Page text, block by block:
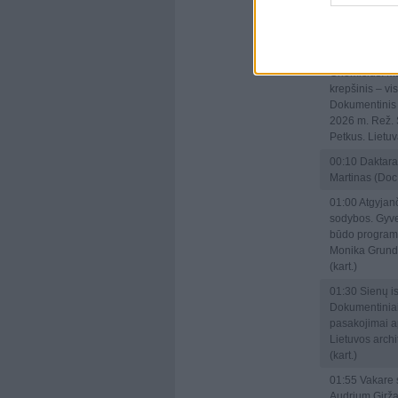
Chomičius.
krepšinis –
Dokumentinis
2026 m. Rež.
Petkus.
00:10
Martinas
01:00
sodybos.
būdo
Monika
(kart.)
01:30 Sienų
Dokumentiniai
pasakojimai
Lietuvos
(kart.)
01:55 Vakare